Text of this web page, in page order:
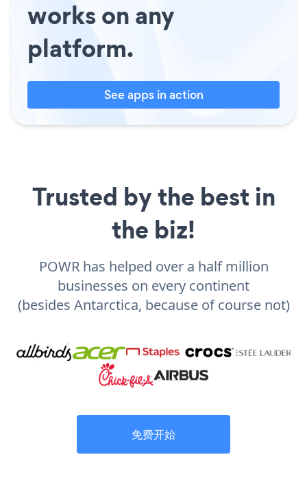
works on any
platform.
See apps in action
Trusted by the best in
the biz!
POWR has helped over a half million
businesses on every continent
(besides Antarctica, because of course not)
免费开始